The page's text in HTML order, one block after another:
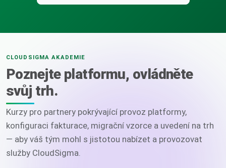
CLOUDSIGMA AKADEMIE
Poznejte platformu, ovládněte
svůj trh.
Kurzy pro partnery pokrývající provoz platformy,
konfiguraci fakturace, migrační vzorce a uvedení na trh
— aby váš tým mohl s jistotou nabízet a provozovat
služby CloudSigma.